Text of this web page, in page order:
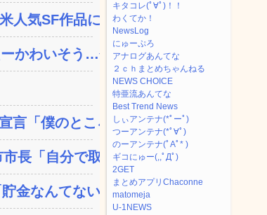
人気SF作品に絶...
かわいそう…会...
言「僕のところ...
市長「自分で取り...
金なんてない...
キタコレ(ﾟ∀ﾟ)！！
わくてか！
NewsLog
にゅーぷろ
アナログあんてな
２ｃｈまとめちゃんねる
NEWS CHOICE
特亜流あんてな
Best Trend News
しぃアンテナ(*ﾟーﾟ)
つーアンテナ(*ﾟ∀ﾟ)
のーアンテナ(ﾟAﾟ* )
ギコにゅー(,,ﾟДﾟ)
2GET
まとめアプリChaconne
matomeja
U-1NEWS